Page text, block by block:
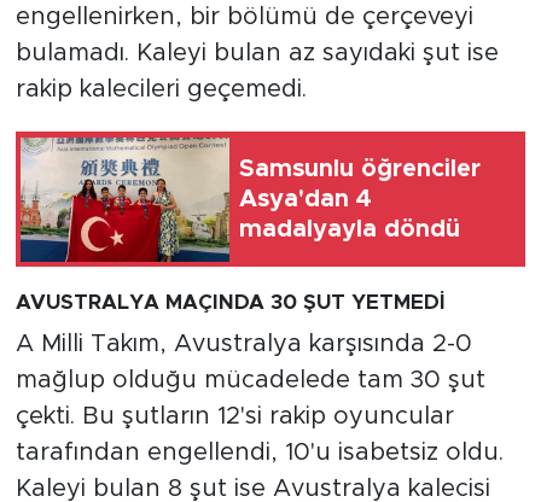
engellenirken, bir bölümü de çerçeveyi
bulamadı. Kaleyi bulan az sayıdaki şut ise
rakip kalecileri geçemedi.
Samsunlu öğrenciler
Asya'dan 4
madalyayla döndü
AVUSTRALYA MAÇINDA 30 ŞUT YETMEDİ
A Milli Takım, Avustralya karşısında 2-0
mağlup olduğu mücadelede tam 30 şut
çekti. Bu şutların 12'si rakip oyuncular
tarafından engellendi, 10'u isabetsiz oldu.
Kaleyi bulan 8 şut ise Avustralya kalecisi